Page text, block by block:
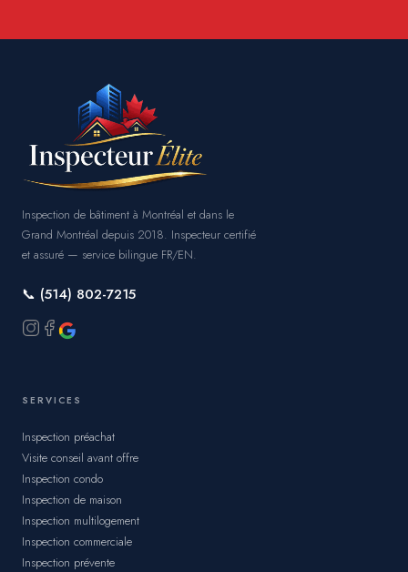
Inspection de bâtiment à Montréal et dans le
Grand Montréal depuis 2018. Inspecteur certifié
et assuré — service bilingue FR/EN.
📞 (514) 802-7215
SERVICES
Inspection préachat
Visite conseil avant offre
Inspection condo
Inspection de maison
Inspection multilogement
Inspection commerciale
Inspection prévente